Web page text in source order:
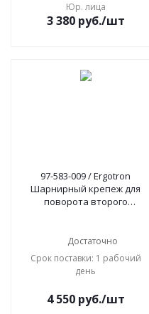
Юр. лица
3 380руб./шт
97-583-009 / Ergotron
Шарнирный крепеж для
поворота второго
монитор, монитор/ноутбук)
Достаточно
Срок поставки: 1 рабочий
день
4 550руб./шт